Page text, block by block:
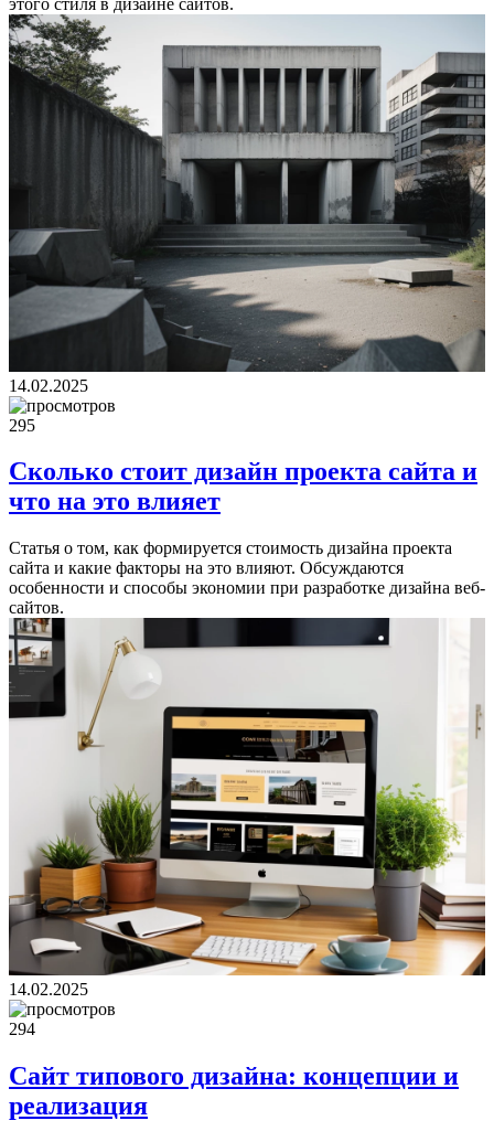
14.02.2025
295
Сколько стоит дизайн проекта сайта и
что на это влияет
Статья о том, как формируется стоимость дизайна проекта
сайта и какие факторы на это влияют. Обсуждаются
особенности и способы экономии при разработке дизайна веб-
сайтов.
14.02.2025
294
Сайт типового дизайна: концепции и
реализация